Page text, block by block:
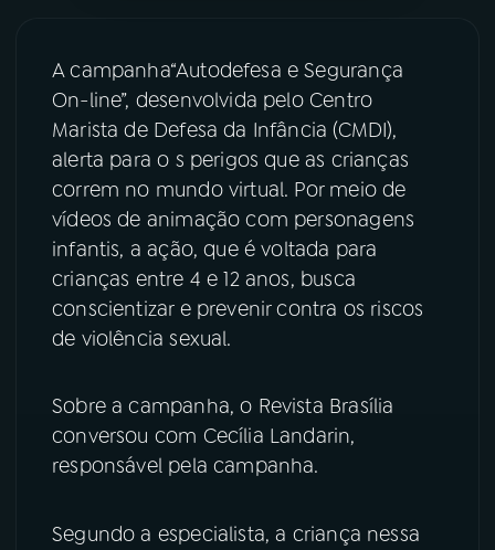
08 FESTIVAL DE MÚSICA
ACOMPANHE A RÁDIO NACIONAL
YouTube Facebook
Instagram X
TikTok
A campanha“Autodefesa e Segurança
On-line”, desenvolvida pelo Centro
Marista de Defesa da Infância (CMDI),
alerta para o s perigos que as crianças
correm no mundo virtual. Por meio de
vídeos de animação com personagens
infantis, a ação, que é voltada para
crianças entre 4 e 12 anos, busca
conscientizar e prevenir contra os riscos
de violência sexual.
Sobre a campanha, o Revista Brasília
conversou com Cecília Landarin,
responsável pela campanha.
Segundo a especialista, a criança nessa